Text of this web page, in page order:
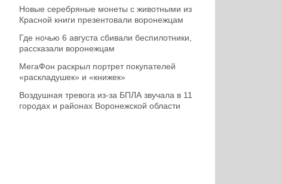
Новые серебряные монеты с животными из
Красной книги презентовали воронежцам
Где ночью 6 августа сбивали беспилотники,
рассказали воронежцам
МегаФон раскрыл портрет покупателей
«раскладушек» и «книжек»
Воздушная тревога из-за БПЛА звучала в 11
городах и районах Воронежской области